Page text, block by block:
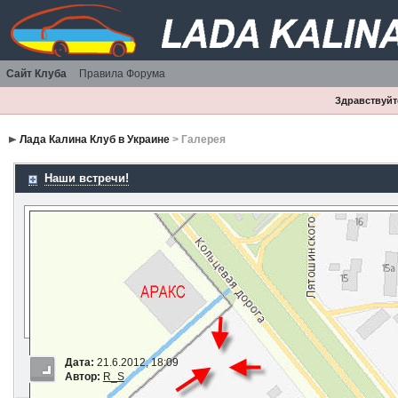
Сайт Клуба Правила Форума
Лада Калина Клуб в Украине> Галерея
Наши встречи!
Дата: 21.6.2012, 18:09
Автор: R_S